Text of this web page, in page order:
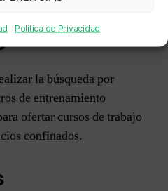
Política de Privacidad
la búsqueda por
de entrenamiento
ofertar cursos de trabajo
confinados.